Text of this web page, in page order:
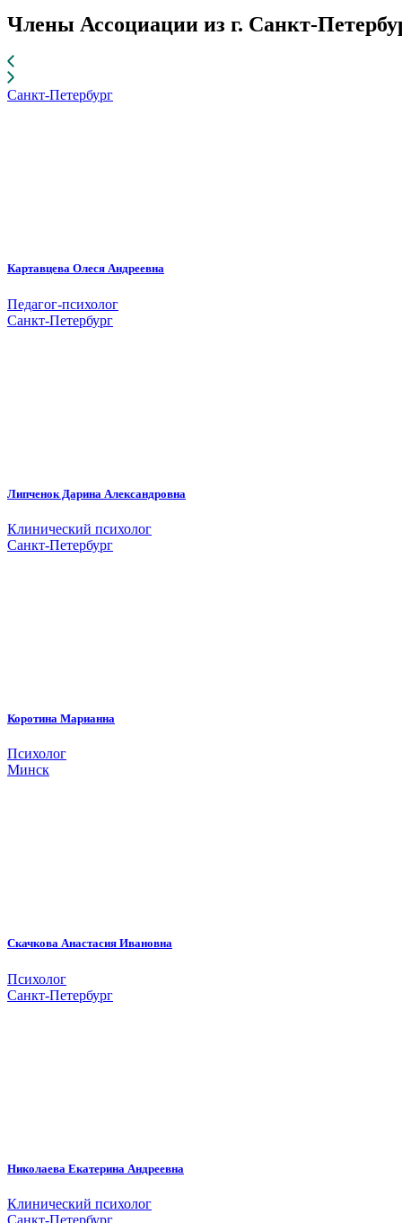
Члены Ассоциации из г. Санкт-
Санкт-Петербург
Картавцева Олеся Андреевна
Педагог-психолог
Санкт-Петербург
Липченок Дарина Александровна
Клинический психолог
Санкт-Петербург
Коротина Марианна
Психолог
Минск
Скачкова Анастасия Ивановна
Психолог
Санкт-Петербург
Николаева Екатерина Андреевна
Клинический психолог
Санкт-Петербург